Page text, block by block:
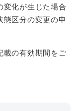
変化が生じた場合
態区分の変更の申
載の有効期間をご